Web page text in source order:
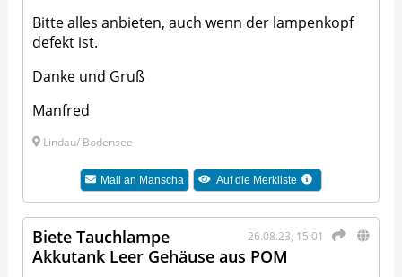
Bitte alles anbieten, auch wenn der lampenkopf
defekt ist.
Danke und Gruß
Manfred
Lindau/ Bodensee
Mail an Manscha Auf die Merkliste
26.08.23, 15:01
Biete Tauchlampe
Akkutank Leer Gehäuse aus POM